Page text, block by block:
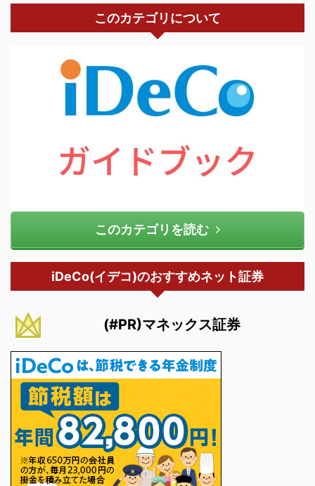
このカテゴリについて
このカテゴリを読む
iDeCo(イデコ)のおすすめネット証券
(#PR)マネックス証券